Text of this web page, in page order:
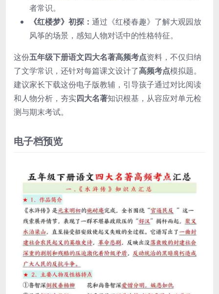
者常识。
《红楼梦》初探： 通过《红楼春趣》了解大观园放
风筝的场景，感知人物对话中的性格特征。
这份五年级下册语文四大名著高频考点资料，不仅归纳
了文学常识，还针对每篇课文设计了高频考点模拟题。
建议家长下载这份电子版教辅，引导孩子通过对比阅读
和人物分析，夯实四大名著知识根基，从容应对单元检
测与期末考试。
电子档预览